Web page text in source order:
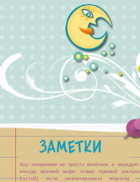
Хну запариваю не просто кипятком, а чередую:
иногда крепкий кофе; отвар луковой шелухи
(густой), если запланировала покраску –